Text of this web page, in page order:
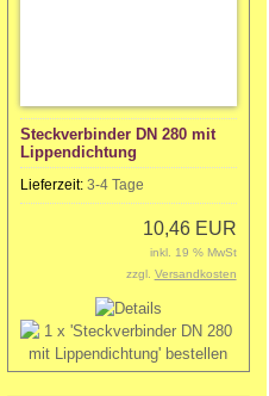
Steckverbinder DN 280 mit
Lippendichtung
Lieferzeit:3-4 Tage
10,46 EUR
inkl. 19 % MwSt
zzgl. Versandkosten